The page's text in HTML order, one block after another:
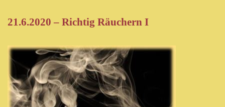
21.6.2020 – Richtig Räuchern I